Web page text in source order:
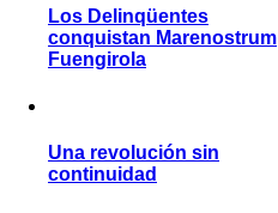
Los Delinqüentes
conquistan Marenostrum
Fuengirola
Una revolución sin
continuidad